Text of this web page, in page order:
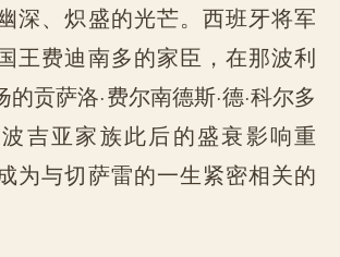
深、炽盛的光芒。西班牙将军
王费迪南多的家臣，在那波利
贡萨洛·费尔南德斯·德·科尔多
吉亚家族此后的盛衰影响重
为与切萨雷的一生紧密相关的